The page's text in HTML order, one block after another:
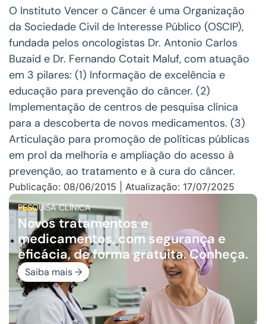
O Instituto Vencer o Câncer é uma Organização
da Sociedade Civil de Interesse Público (OSCIP),
fundada pelos oncologistas Dr. Antonio Carlos
Buzaid e Dr. Fernando Cotait Maluf, com atuação
em 3 pilares: (1) Informação de excelência e
educação para prevenção do câncer. (2)
Implementação de centros de pesquisa clínica
para a descoberta de novos medicamentos. (3)
Articulação para promoção de políticas públicas
em prol da melhoria e ampliação do acesso à
prevenção, ao tratamento e à cura do câncer.
Publicação: 08/06/2015 | Atualização: 17/07/2025
PESQUISA CLÍNICA
Novos tratamentos e
medicamentos, com segurança e
eficácia, de forma gratuita. Conheça.
Saiba mais →